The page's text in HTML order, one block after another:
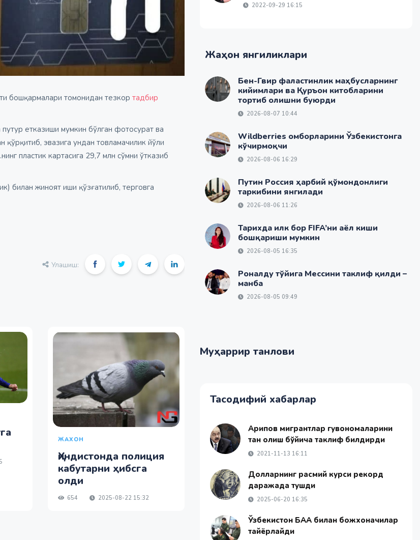
бошқармалари томонидан тезкор тадбир
етказиши мумкин бўлган фотосурат ва
эвазига ундан товламачилик йўли
пластик картасига 29,7 млн сўмни ўтказиб
билан жиноят иши қўзғатилиб, терговга
Улашиш:
ЖАХОН
Ҳиндистонда полиция
кабутарни ҳибсга
олди
654 2025-08-22 15:32
2022-09-29 16:15
Жаҳон янгиликлари
Бен-Гвир фаластинлик маҳбусларнинг
кийимлари ва Қуръон китобларини
тортиб олишни буюрди
2026-08-07 10:44
Wildberries омборларини Ўзбекистонга
кўчирмоқчи
2026-08-06 16:29
Путин Россия ҳарбий қўмондонлиги
таркибини янгилади
2026-08-06 11:26
Тарихда илк бор FIFA’ни аёл киши
бошқариши мумкин
2026-08-05 16:35
Роналду тўйига Мессини таклиф қилди –
манба
2026-08-05 09:49
Муҳаррир танлови
Тасодифий хабарлар
Арипов мигрантлар гувоҳномаларини
тан олиш бўйича таклиф билдирди
2021-11-13 16:11
Долларнинг расмий курси рекорд
даражада тушди
2025-06-20 16:35
Ўзбекистон БАА билан божхоначилар
тайёрлайди